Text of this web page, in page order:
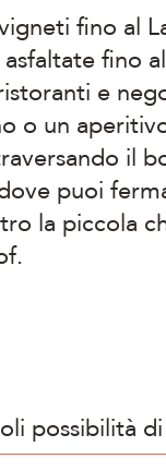
fino al
fino
e
o un
il
puoi
la piccola
possibilità